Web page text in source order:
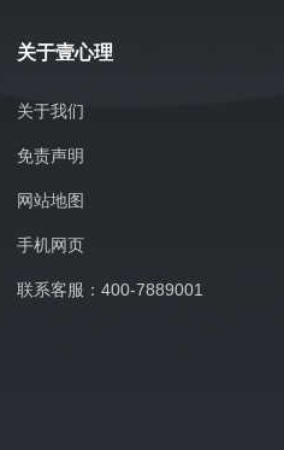
关于壹心理
关于我们
免责声明
网站地图
手机网页
联系客服：400-7889001